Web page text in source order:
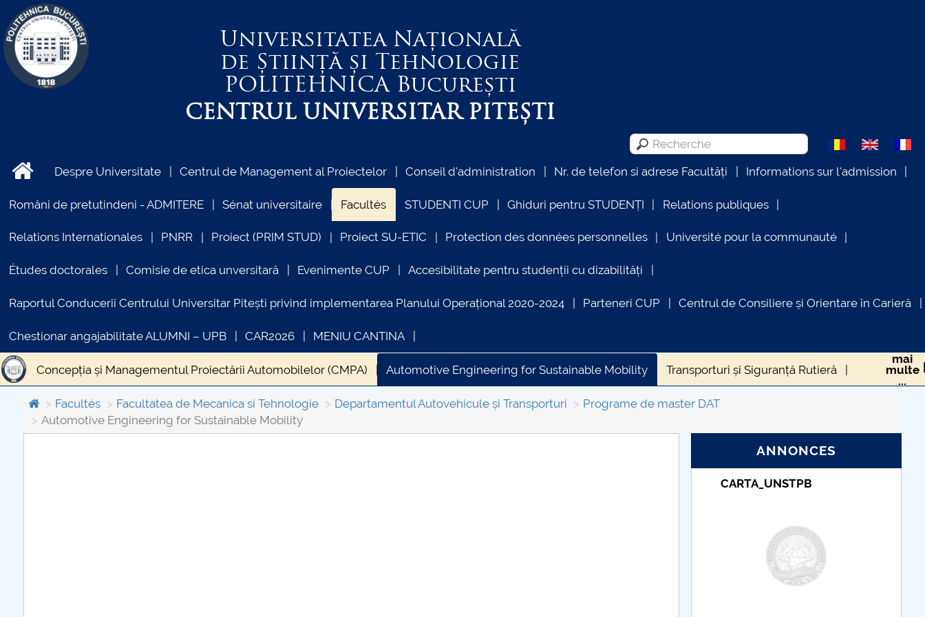
Universitatea Națională
de Știință și Tehnologie
POLITEHNICABucurești
CENTRUL UNIVERSITAR PITEȘTI
Despre Universitate Centrul de Management al Proiectelor Conseil d'administration Nr. de telefon si adrese Facultăți Informations sur l'admission
Români de pretutindeni - ADMITERE Sénat universitaire Facultés STUDENTI CUP Ghiduri pentru STUDENȚI Relations publiques
Relations Internationales PNRR Proiect (PRIM STUD) Proiect SU-ETIC Protection des données personnelles Université pour la communauté
Études doctorales Comisie de etica unversitară Evenimente CUP Accesibilitate pentru studenții cu dizabilități
Raportul Conducerii Centrului Universitar Pitești privind implementarea Planului Operațional 2020-2024 Parteneri CUP Centrul de Consiliere și Orientare în Carieră
Chestionar angajabilitate ALUMNI – UPB CAR2026 MENIU CANTINA
Concepția și Managementul Proiectării Automobilelor (CMPA) Automotive Engineering for Sustainable Mobility Transporturi și Siguranță Rutieră
mai
multe
...
Facultés
Facultatea de Mecanica si Tehnologie Departamentul Autovehicule și Transporturi
Programe de master DAT
Automotive Engineering for Sustainable Mobility
ANNONCES
Taxe de școlarizare